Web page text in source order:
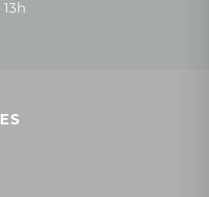
à 13h / 14h à 19h